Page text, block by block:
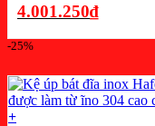
gốc
4.001.250₫
tại
là:
-25%
+